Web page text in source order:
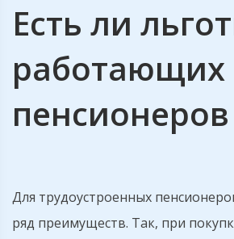
Есть ли
работающих
пенсионеров
Для трудоустроенных
ряд преимуществ. Так, при